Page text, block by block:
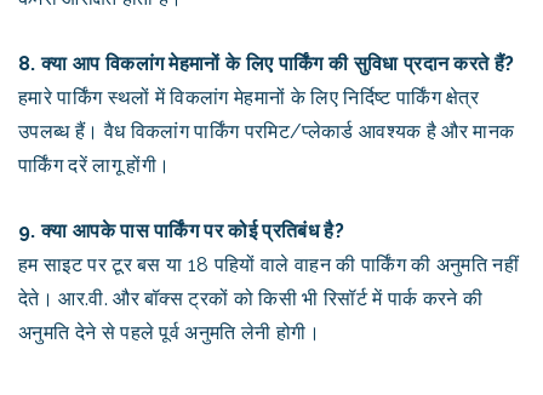
8. क्या आप विकलांग मेहमानों के लिए पार्किंग की सुविधा प्रदान करते हैं?
हमारे पार्किंग स्थलों में विकलांग मेहमानों के लिए निर्दिष्ट पार्किंग क्षेत्र
उपलब्ध हैं। वैध विकलांग पार्किंग परमिट/प्लेकार्ड आवश्यक है और मानक
पार्किंग दरें लागू होंगी।
9. क्या आपके पास पार्किंग पर कोई प्रतिबंध है?
हम साइट पर टूर बस या 18 पहियों वाले वाहन की पार्किंग की अनुमति नहीं
देते। आर.वी. और बॉक्स ट्रकों को किसी भी रिसॉर्ट में पार्क करने की
अनुमति देने से पहले पूर्व अनुमति लेनी होगी।